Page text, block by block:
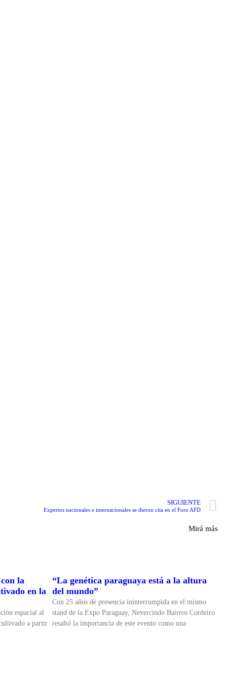
SIGUIENTE
Expertos nacionales e internacionales se dieron cita en el Foro AFD
Mirá más
la
en la
espacial al
a partir
“La genética paraguaya está a la altura
del mundo”
Con 25 años de presencia ininterrumpida en el mismo
stand de la Expo Paraguay, Nevercindo Bairros Cordeiro
resaltó la importancia de este evento como una